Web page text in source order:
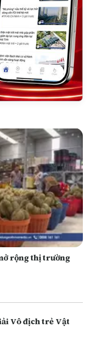
rộng thị trường
Vô địch trẻ Vật